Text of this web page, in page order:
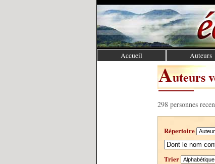
Accueil Auteurs
Auteurs
298 personnes
Répertoire
Trier